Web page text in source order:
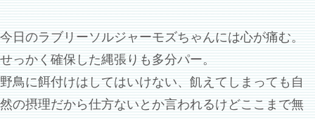
今日のラブリーソルジャーモズちゃんには心が痛む。
せっかく確保した縄張りも多分パー。
野鳥に餌付けはしてはいけない、飢えてしまっても自
然の摂理だから仕方ないとか言われるけどここまで無